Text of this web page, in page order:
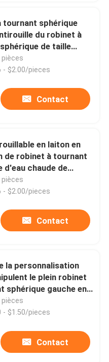
tournant sphérique
du robinet à
de taille
dans la
de l'eau normale
pièces
- $2.00/pieces
Contact
en laiton en
de robinet à tournant
d'eau chaude de
d'OEM
pièces
- $2.00/pieces
Contact
la personnalisation
le plein robinet
sphérique gauche en
la taille disponible
pièces
- $1.50/pieces
Contact